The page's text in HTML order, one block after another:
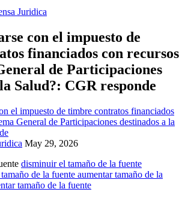
Juridica
con el impuesto de
financiados con recursos
de Participaciones
Salud?: CGR responde
May 29, 2026
disminuir el tamaño de la fuente
aumentar tamaño de la